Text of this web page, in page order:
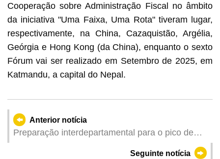
Cooperação sobre Administração Fiscal no âmbito
da iniciativa "Uma Faixa, Uma Rota" tiveram lugar,
respectivamente, na China, Cazaquistão, Argélia,
Geórgia e Hong Kong (da China), enquanto o sexto
Fórum vai ser realizado em Setembro de 2025, em
Katmandu, a capital do Nepal.
Anterior notícia
Preparação interdepartamental para o pico de
Seguinte notícia